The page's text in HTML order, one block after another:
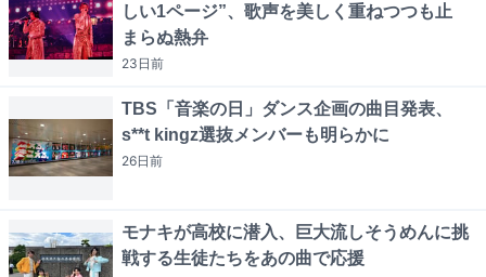
しい1ページ”、歌声を美しく重ねつつも止
まらぬ熱弁
23日前
TBS「音楽の日」ダンス企画の曲目発表、
s**t kingz選抜メンバーも明らかに
26日前
モナキが高校に潜入、巨大流しそうめんに挑
戦する生徒たちをあの曲で応援